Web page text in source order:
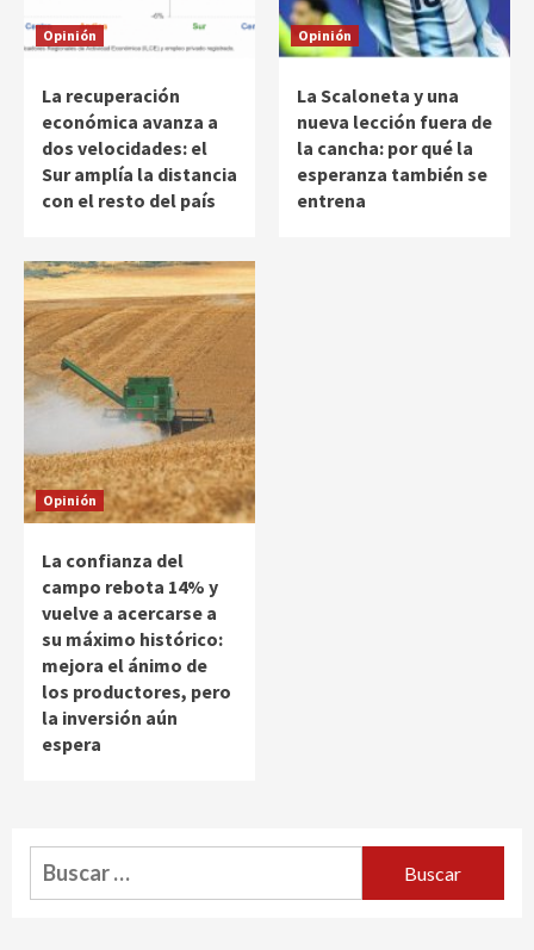
Opinión
La recuperación
económica avanza a
dos velocidades: el
Sur amplía la distancia
con el resto del país
Opinión
La Scaloneta y una
nueva lección fuera de
la cancha: por qué la
esperanza también se
entrena
Opinión
La confianza del
campo rebota 14% y
vuelve a acercarse a
su máximo histórico:
mejora el ánimo de
los productores, pero
la inversión aún
espera
Buscar: